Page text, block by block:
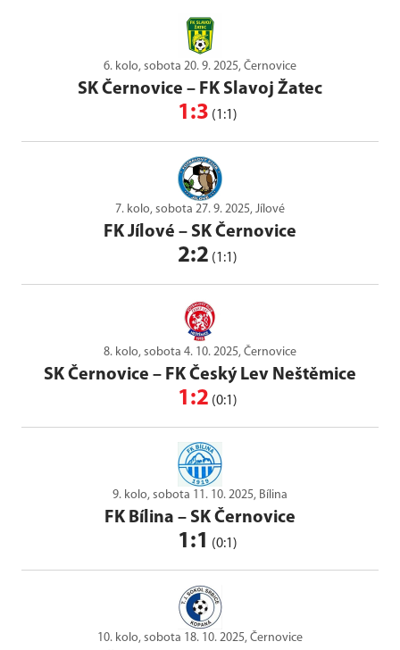
6. kolo, sobota 20. 9. 2025, Černovice
SK Černovice – FK Slavoj Žatec
1:3 (1:1)
7. kolo, sobota 27. 9. 2025, Jílové
FK Jílové – SK Černovice
2:2 (1:1)
8. kolo, sobota 4. 10. 2025, Černovice
SK Černovice – FK Český Lev Neštěmice
1:2 (0:1)
9. kolo, sobota 11. 10. 2025, Bílina
FK Bílina – SK Černovice
1:1 (0:1)
10. kolo, sobota 18. 10. 2025, Černovice